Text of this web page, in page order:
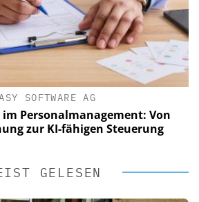
SOFTWARE AG
Personalmanagement: Von
zur KI-fähigen Steuerung
GELESEN